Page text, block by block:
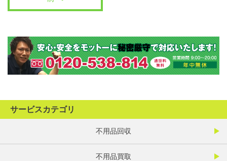
サービスカテゴリ
不用品回収
不用品買取